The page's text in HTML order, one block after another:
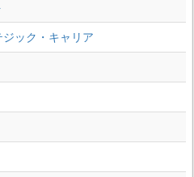
ック・キャリア